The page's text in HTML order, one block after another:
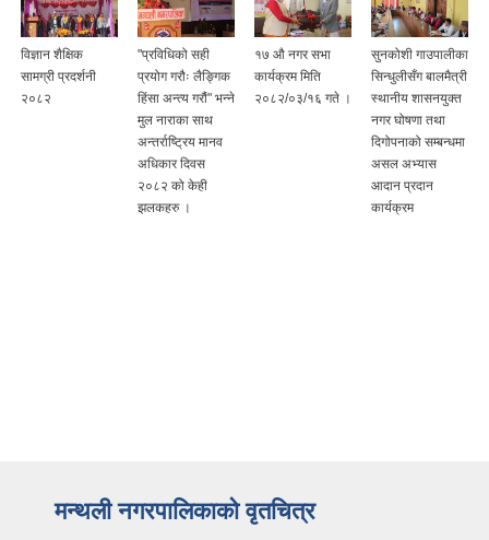
विज्ञान शैक्षिक
सामग्री प्रदर्शनी
२०८२
"प्रविधिको सही
प्रयोग गरौः लैङ्गिक
हिंसा अन्त्य गरौं" भन्ने
मुल नाराका साथ
अन्तर्राष्ट्रिय मानव
अधिकार दिवस
२०८२ को केही
झलकहरु ।
१७ औ नगर सभा
कार्यक्रम मिति
२०८२/०३/१६ गते ।
सुनकोशी गाउपालीका
सिन्धुलीसँग बालमैत्री
स्थानीय शासनयुक्त
नगर घोषणा तथा
दिगोपनाको सम्बन्धमा
असल अभ्यास
आदान प्रदान
कार्यक्रम
मन्थली नगरपालिकाको वृतचित्र